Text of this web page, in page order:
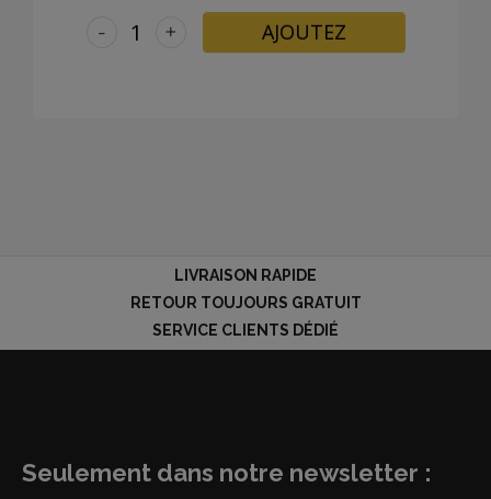
+
- AJOUTEZ
LIVRAISON RAPIDE
RETOUR TOUJOURS GRATUIT
SERVICE CLIENTS DÉDIÉ
Seulement dans notre newsletter :